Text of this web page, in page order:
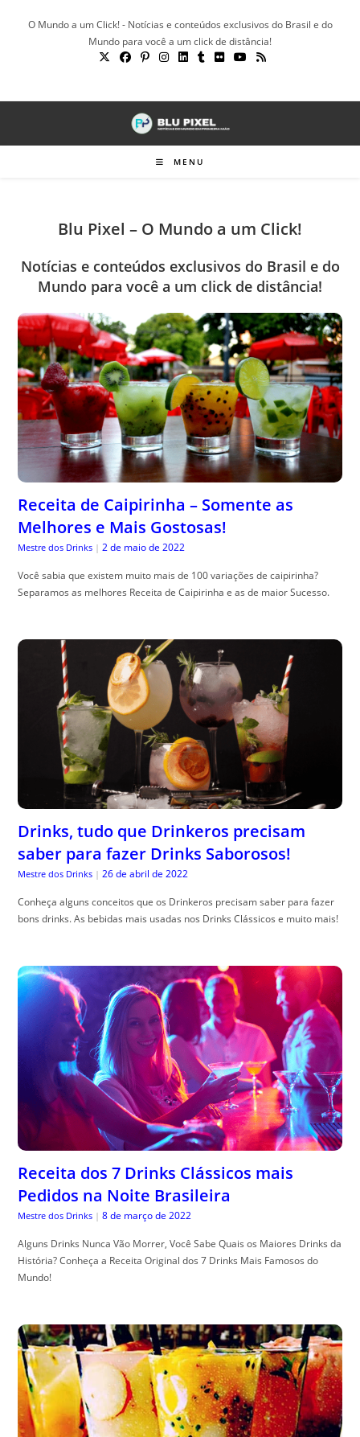
O Mundo a um Click! - Notícias e conteúdos exclusivos do Brasil e do
Mundo para você a um click de distância!
MENU
Blu Pixel – O Mundo a um Click!
Notícias e conteúdos exclusivos do Brasil e do
Mundo para você a um click de distância!
Receita de Caipirinha – Somente as
Melhores e Mais Gostosas!
Mestre dos Drinks | 2 de maio de 2022
Você sabia que existem muito mais de 100 variações de caipirinha?
Separamos as melhores Receita de Caipirinha e as de maior Sucesso.
Drinks, tudo que Drinkeros precisam
saber para fazer Drinks Saborosos!
Mestre dos Drinks | 26 de abril de 2022
Conheça alguns conceitos que os Drinkeros precisam saber para fazer
bons drinks. As bebidas mais usadas nos Drinks Clássicos e muito mais!
Receita dos 7 Drinks Clássicos mais
Pedidos na Noite Brasileira
Mestre dos Drinks | 8 de março de 2022
Alguns Drinks Nunca Vão Morrer, Você Sabe Quais os Maiores Drinks da
História? Conheça a Receita Original dos 7 Drinks Mais Famosos do
Mundo!